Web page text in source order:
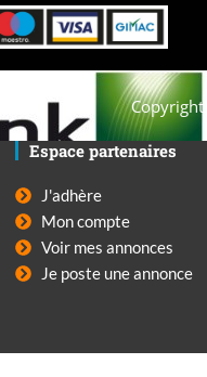
Espace partenaires
J'adhère
Mon compte
Voir mes annonces
Je poste une annonce